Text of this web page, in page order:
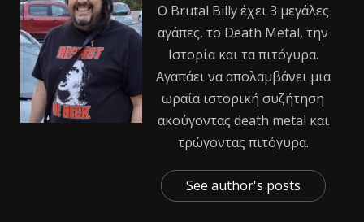
Ο Βrutal Βilly έχει 3 μεγάλες
αγάπες, το Death Metal, την
Ιστορία και τα πιτόγυρα.
Αγαπάει να απολαμβάνει μια
ωραία ιστορική συζήτηση
ακούγοντας death metal και
τρώγοντας πιτόγυρα.
See author's posts